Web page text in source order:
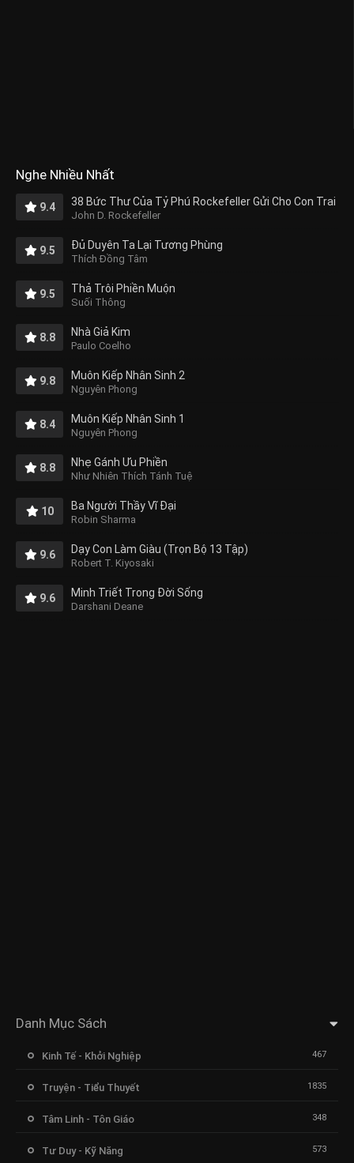
Nghe Nhiều Nhất
9.4 38 Bức Thư Của Tỷ Phú Rockefeller Gửi Cho Con Trai
John D. Rockefeller
9.5 Đủ Duyên Ta Lại Tương Phùng
Thích Đồng Tâm
9.5 Thả Trôi Phiền Muộn
Suối Thông
8.8 Nhà Giả Kim
Paulo Coelho
9.8 Muôn Kiếp Nhân Sinh 2
Nguyên Phong
8.4 Muôn Kiếp Nhân Sinh 1
Nguyên Phong
8.8 Nhẹ Gánh Ưu Phiền
Như Nhiên Thích Tánh Tuệ
10 Ba Người Thầy Vĩ Đại
Robin Sharma
9.6 Dạy Con Làm Giàu (Trọn Bộ 13 Tập)
Robert T. Kiyosaki
9.6 Minh Triết Trong Đời Sống
Darshani Deane
Danh Mục Sách
Kinh Tế - Khởi Nghiệp 467
Truyện - Tiểu Thuyết 1835
Tâm Linh - Tôn Giáo 348
Tư Duy - Kỹ Năng 573